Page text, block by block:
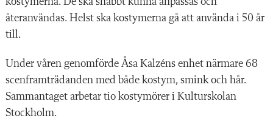
återanvändas. Helst ska kostymerna gå att använda i 50 år
till.
Under våren genomförde Åsa Kalzéns enhet närmare 68
scenframträdanden med både kostym, smink och hår.
Sammantaget arbetar tio kostymörer i Kulturskolan
Stockholm.